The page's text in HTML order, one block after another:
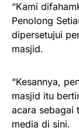
“Kami
Penolong
dipersetujui
masjid.
“Kesannya,
masjid itu
acara sebagai
media di sini.